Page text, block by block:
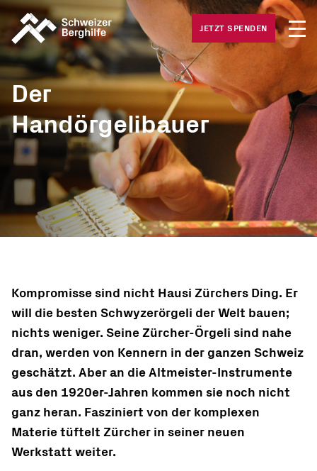
Was wir tun
Was Sie tun können
Gesuche
Über uns
JETZT SPENDEN
Der
Handörgelibauer
Kompromisse sind nicht Hausi Zürchers Ding. Er
will die besten Schwyzerörgeli der Welt bauen;
nichts weniger. Seine Zürcher-Örgeli sind nahe
dran, werden von Kennern in der ganzen Schweiz
geschätzt. Aber an die Altmeister-Instrumente
aus den 1920er-Jahren kommen sie noch nicht
ganz heran. Fasziniert von der komplexen
Materie tüftelt Zürcher in seiner neuen
Werkstatt weiter.